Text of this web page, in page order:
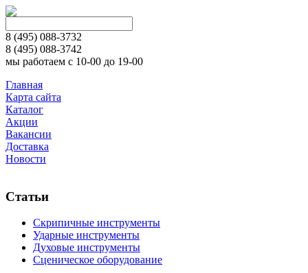
8 (495) 088-3732
8 (495) 088-3742
мы работаем с 10-00 до 19-00
Главная
Карта сайта
Каталог
Акции
Вакансии
Доставка
Новости
Статьи
Скрипичные инструменты
Ударные инструменты
Духовые инструменты
Сценическое оборудование